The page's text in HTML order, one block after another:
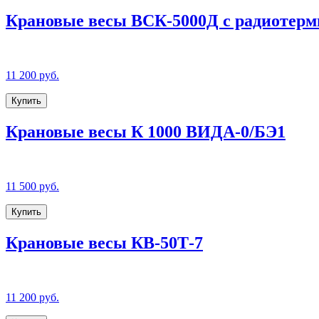
Крановые весы ВСК-5000Д с
11 200 руб.
Купить
Крановые весы К 1000 ВИДА-0/БЭ1
11 500 руб.
Купить
Крановые весы КВ-50Т-7
11 200 руб.